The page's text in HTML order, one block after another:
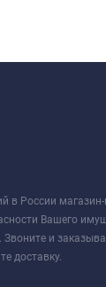
в России
Вашего
и
доставку.